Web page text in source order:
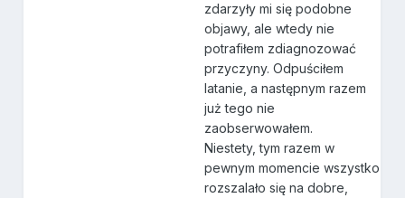
zdarzyły mi się podobne
objawy, ale wtedy nie
potrafiłem zdiagnozować
przyczyny. Odpuściłem
latanie, a następnym razem
już tego nie
zaobserwowałem.
Niestety, tym razem w
pewnym momencie wszystko
rozszalało się na dobre,